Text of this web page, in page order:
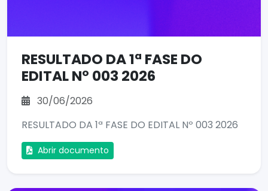
RESULTADO DA 1ª FASE DO
EDITAL Nº 003 2026
30/06/2026
RESULTADO DA 1ª FASE DO EDITAL Nº 003 2026
Abrir documento